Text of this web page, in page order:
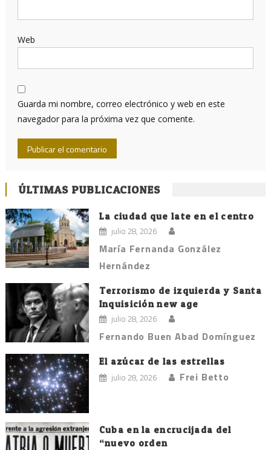
Web
Guarda mi nombre, correo electrónico y web en este
navegador para la próxima vez que comente.
ÚLTIMAS PUBLICACIONES
La ciudad que late en el centro
julio 28, 2026
María Fernanda González
Hernández
Terrorismo de izquierda y Santa
Inquisición new age
julio 28, 2026
Fernando Buen Abad Domínguez
El azúcar de las estrellas
julio 28, 2026 Frei Betto
Cuba en la encrucijada del
“nuevo orden